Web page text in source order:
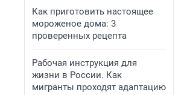
Как приготовить настоящее
мороженое дома: 3
проверенных рецепта
Рабочая инструкция для
жизни в России. Как
мигранты проходят адаптацию